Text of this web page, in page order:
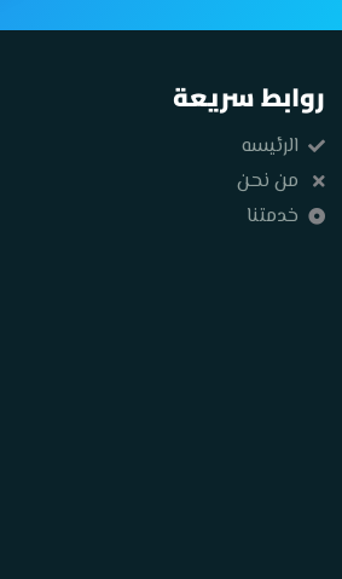
روابط سريعة
الرئيسه
من نحن
خدمتنا